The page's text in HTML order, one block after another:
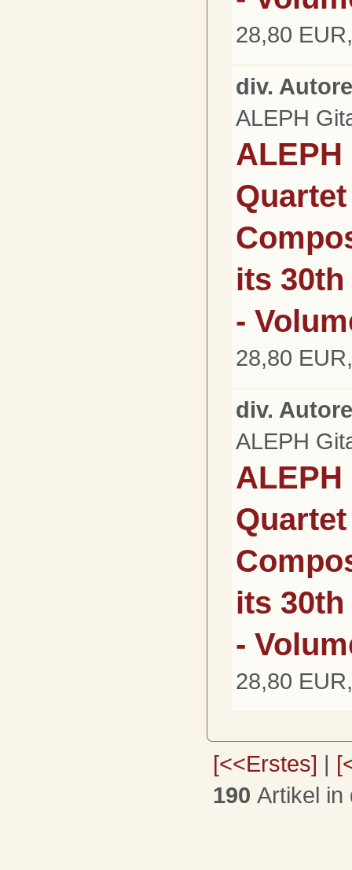
28,80
div.
ALEPH
its
-
28,80
div.
ALEPH
its
-
28,80
[<<Erstes] |
190 Artikel in